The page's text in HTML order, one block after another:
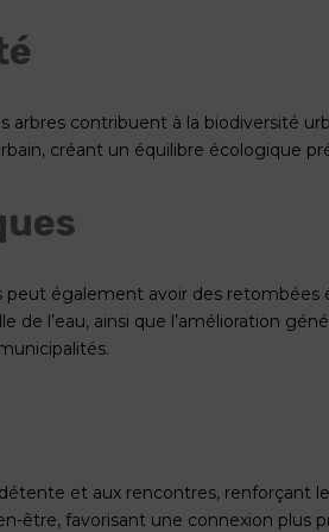
arbres contribuent à la biodiversité
créant un équilibre écologique
peut également avoir des
l’eau, ainsi que l’amélioration
et aux rencontres, renforçant
être, favorisant une connexion plus